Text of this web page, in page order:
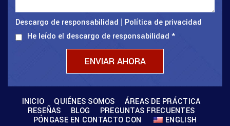
Descargo de responsabilidad
Política de privacidad
He leído el descargo de responsabilidad *
INICIO QUIÉNES SOMOS
ÁREAS DE PRÁCTICA
RESEÑAS
BLOG
PREGUNTAS FRECUENTES
PÓNGASE EN CONTACTO CON
ENGLISH